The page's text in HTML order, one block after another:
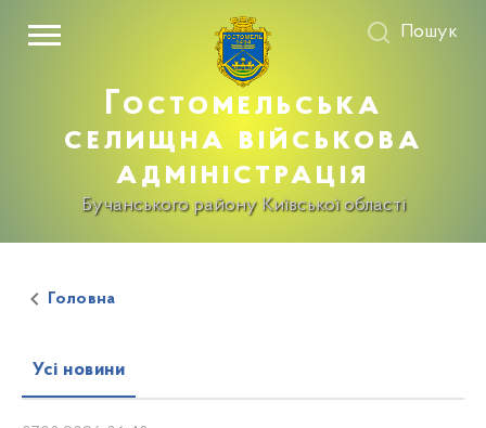
Гостомельська
селищна військова
адміністрація
Бучанського району Київської області
Пошук
Головна
Усі новини